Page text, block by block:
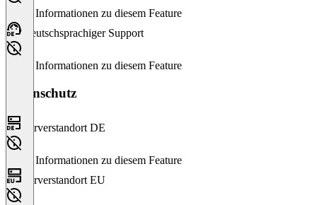
Keine Informationen zu diesem Feature
Deutschsprachiger Support
Keine Informationen zu diesem Feature
Datenschutz
Serverstandort DE
Keine Informationen zu diesem Feature
Serverstandort EU